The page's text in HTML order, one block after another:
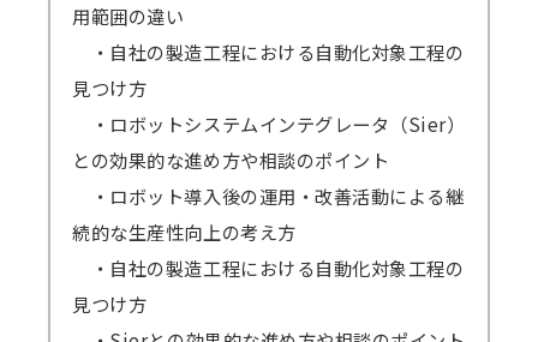
用範囲の違い
・自社の製造工程における自動化対象工程の
見つけ方
・ロボットシステムインテグレータ（Sier）
との効果的な進め方や相談のポイント
・ロボット導入後の運用・改善活動による継
続的な生産性向上の考え方
・自社の製造工程における自動化対象工程の
見つけ方